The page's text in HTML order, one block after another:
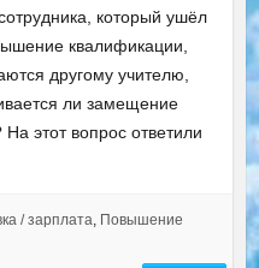
который ушёл
квалификации,
другому учителю,
ли замещение
На этот вопрос ответили
/ зарплата, Повышение